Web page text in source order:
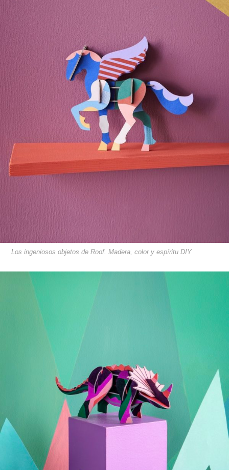
Los ingeniosos objetos de Roof. Madera, color y espíritu DIY